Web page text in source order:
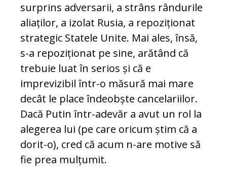
surprins adversarii, a strâns rândurile
aliaților, a izolat Rusia, a re­poziționat
strategic Statele Unite. Mai ales, însă,
s-a repoziționat pe si­ne, ară­tând că
trebuie luat în serios și că e
imprevizibil într-o măsură mai ma­re
decât le place îndeobște can­ce­la­riilor.
Dacă Putin într-adevăr a avut un rol la
alegerea lui (pe care oricum știm că a
dorit-o), cred că acum n-are motive să
fie prea mul­țumit.